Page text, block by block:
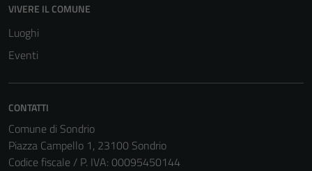
VIVERE IL COMUNE
Luoghi
Eventi
CONTATTI
Comune di Sondrio
Piazza Campello 1, 23100 Sondrio
Codice fiscale / P. IVA: 00095450144